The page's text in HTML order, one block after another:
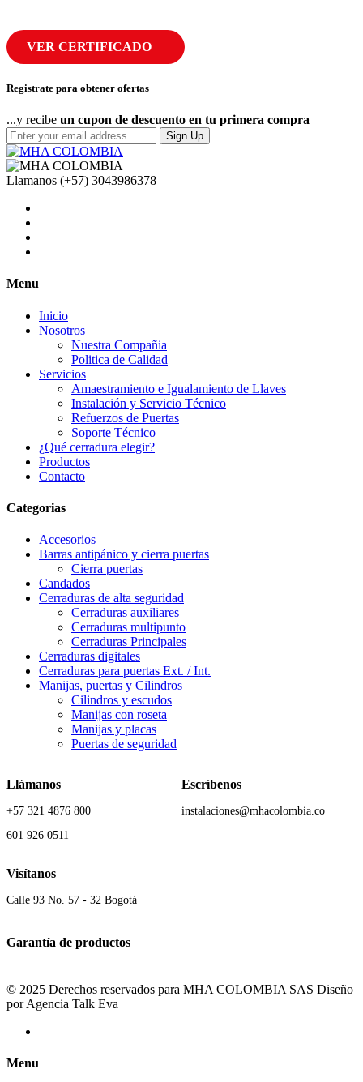
VER CERTIFICADO
Registrate para obtener ofertas
...y recibe un cupon de descuento en tu primera compra
Sign Up
Llamanos (+57) 3043986378
Menu
Inicio
Nosotros
Nuestra Compañia
Politica de Calidad
Servicios
Amaestramiento e Igualamiento de Llaves
Instalación y Servicio Técnico
Refuerzos de Puertas
Soporte Técnico
¿Qué cerradura elegir?
Productos
Contacto
Categorias
Accesorios
Barras antipánico y cierra puertas
Cierra puertas
Candados
Cerraduras de alta seguridad
Cerraduras auxiliares
Cerraduras multipunto
Cerraduras Principales
Cerraduras digitales
Cerraduras para puertas Ext. / Int.
Manijas, puertas y Cilindros
Cilindros y escudos
Manijas con roseta
Manijas y placas
Puertas de seguridad
Llámanos
+57 321 4876 800
601 926 0511
Escríbenos
instalaciones@mhacolombia.co
Visítanos
Calle 93 No. 57 - 32 Bogotá
Garantía de productos
© 2025 Derechos reservados para MHA COLOMBIA SAS Diseño
por Agencia Talk Eva
Menu